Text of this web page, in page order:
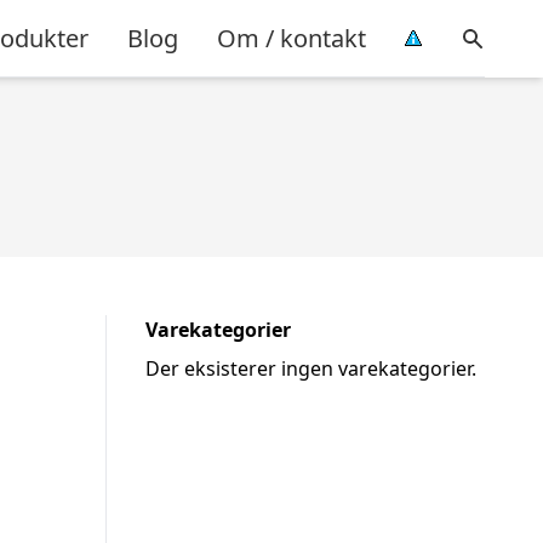
Blog Om / kontakt
Varekategorier
Der eksisterer ingen varekategorier.